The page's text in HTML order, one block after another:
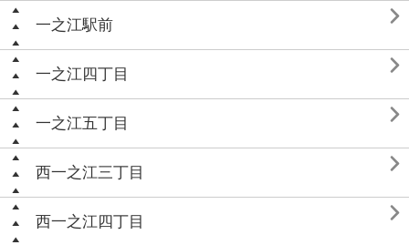
一之江駅前 
一之江四丁目 
一之江五丁目 
西一之江三丁目 
西一之江四丁目 